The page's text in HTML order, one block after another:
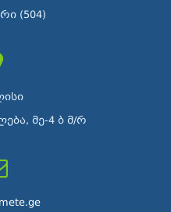
(504)
მე-4 ბ მ/რ